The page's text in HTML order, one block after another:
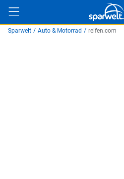
Sparwelt / Auto & Motorrad / reifen.com